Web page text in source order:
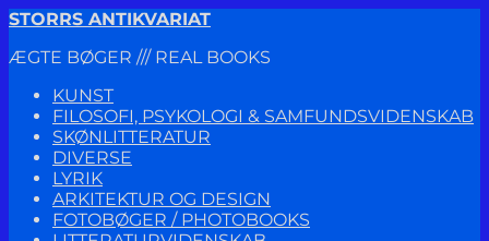
Spring
navigation
Spring
indhold
STORRS ANTIKVARIAT
ÆGTE BØGER /// REAL BOOKS
KUNST
FILOSOFI, PSYKOLOGI & SAMFUNDSVIDENSKAB
SKØNLITTERATUR
DIVERSE
LYRIK
ARKITEKTUR OG DESIGN
FOTOBØGER / PHOTOBOOKS